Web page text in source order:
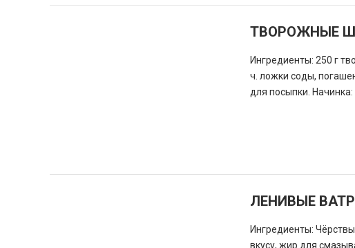
ТВОРОЖНЫЕ
Ингредиенты: 250 г
ч. ложки соды,
для посыпки.
ЛЕНИВЫЕ
Ингредиенты:
вкусу, жир для